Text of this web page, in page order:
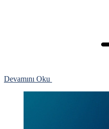
Devamını Oku